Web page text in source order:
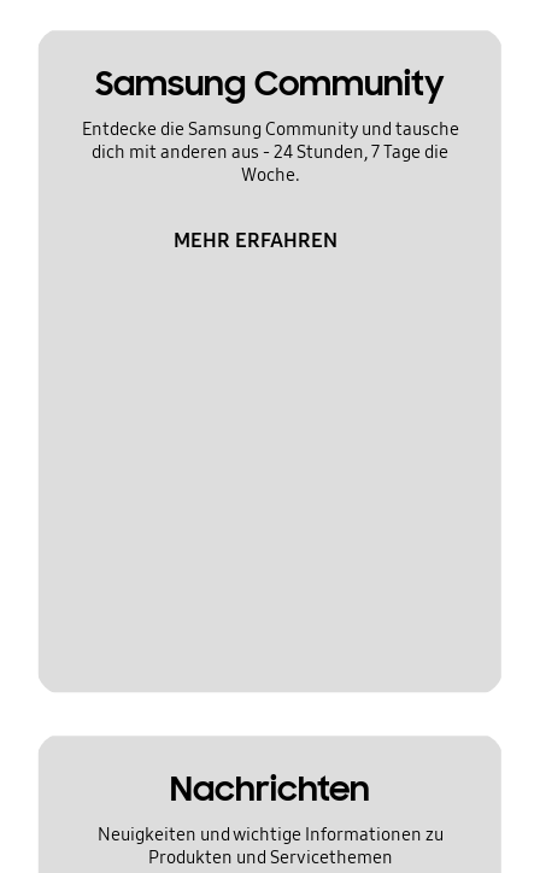
Samsung Community
Entdecke die Samsung Community und tausche
dich mit anderen aus - 24 Stunden, 7 Tage die
Woche.
MEHR ERFAHREN
Nachrichten
Neuigkeiten und wichtige Informationen zu
Produkten und Servicethemen